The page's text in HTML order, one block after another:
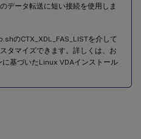
データ転送に短い接続を使用しま
のCTX_XDL_FAS_LISTを介して
タマイズできます。詳しくは、お
基づいたLinux VDAインストール